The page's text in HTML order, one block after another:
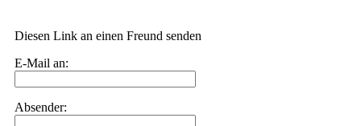
Diesen Link an einen Freund senden
E-Mail an:
Absender: